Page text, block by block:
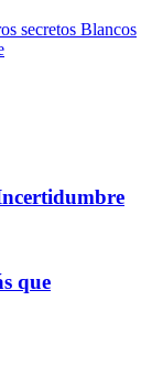
secretos Blancos
que